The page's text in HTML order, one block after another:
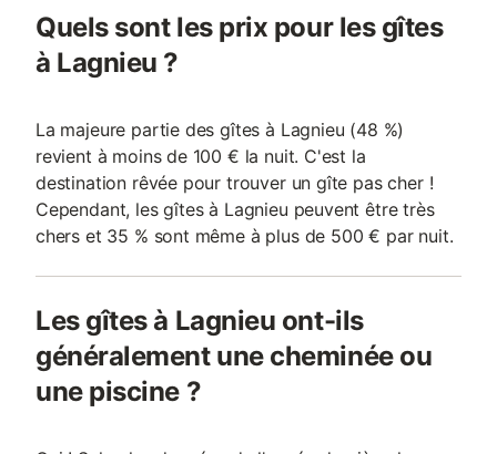
Quels sont les prix pour les gîtes
à Lagnieu ?
La majeure partie des gîtes à Lagnieu (48 %)
revient à moins de 100 € la nuit. C'est la
destination rêvée pour trouver un gîte pas cher !
Cependant, les gîtes à Lagnieu peuvent être très
chers et 35 % sont même à plus de 500 € par nuit.
Les gîtes à Lagnieu ont-ils
généralement une cheminée ou
une piscine ?